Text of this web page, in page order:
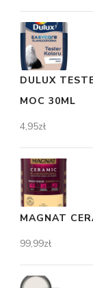
DULUX
MOC 30ML
4,95zł
MAGNAT
99,99zł